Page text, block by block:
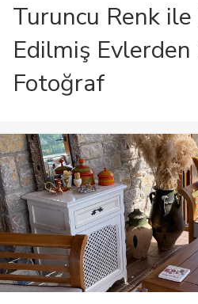
Turuncu Renk
Edilmiş
Fotoğraf